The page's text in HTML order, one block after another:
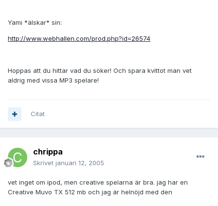
Yami *älskar* sin:
http://www.webhallen.com/prod.php?id=26574
Hoppas att du hittar vad du söker! Och spara kvittot man vet
aldrig med vissa MP3 spelare!
Citat
chrippa
Skrivet januari 12, 2005
vet inget om ipod, men creative spelarna är bra. jag har en
Creative Muvo TX 512 mb och jag är helnöjd med den